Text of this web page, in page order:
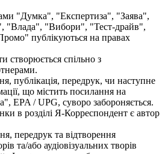
"Думка", "Експертиза", "Заява",
"Влада", "Вибори", "Тест-драйв",
публікуються на правах
створюється спільно з
публікація, передрук, чи наступне
що містить посилання на
EPA / UPG, суворо забороняється.
в розділі Я-Корреспондент є автор
передрук та відтворення
та/або аудіовізуальних творів